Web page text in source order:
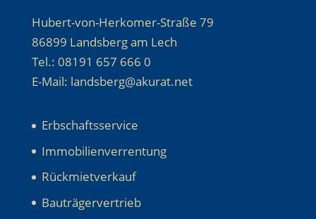
Hubert-von-Herkomer-Straße 79
86899 Landsberg am Lech
Tel.: 08191 657 666 0
E-Mail: landsberg@akurat.net
Erbschaftsservice
Immobilienverrentung
Rückmietverkauf
Bauträgervertrieb